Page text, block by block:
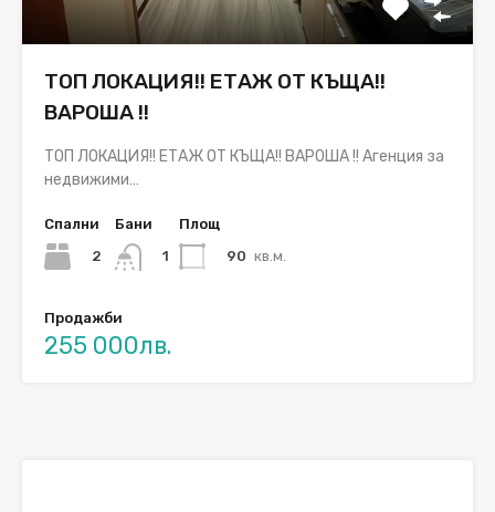
ТОП ЛОКАЦИЯ!! ЕТАЖ ОТ КЪЩА!!
ВАРОША !!
ТОП ЛОКАЦИЯ!! ЕТАЖ ОТ КЪЩА!! ВАРОША !! Агенция за
недвижими…
Спални
2
Бани
1
Площ
90 кв.м.
Продажби
255 000лв.